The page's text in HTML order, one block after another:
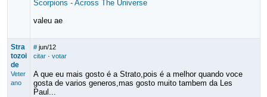
Scorpions - Across The Universe
valeu ae
Stra
tozoi
de
Veter
ano
# jun/12
citar· votar
A que eu mais gosto é a Strato,pois é a melhor quando voce
gosta de varios generos,mas gosto muito tambem da Les
Paul...